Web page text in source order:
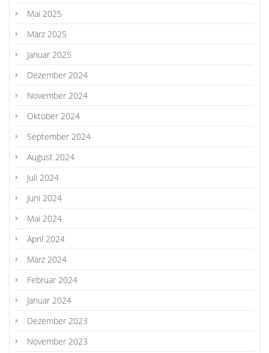
Mai 2025
März 2025
Januar 2025
Dezember 2024
November 2024
Oktober 2024
September 2024
August 2024
Juli 2024
Juni 2024
Mai 2024
April 2024
März 2024
Februar 2024
Januar 2024
Dezember 2023
November 2023